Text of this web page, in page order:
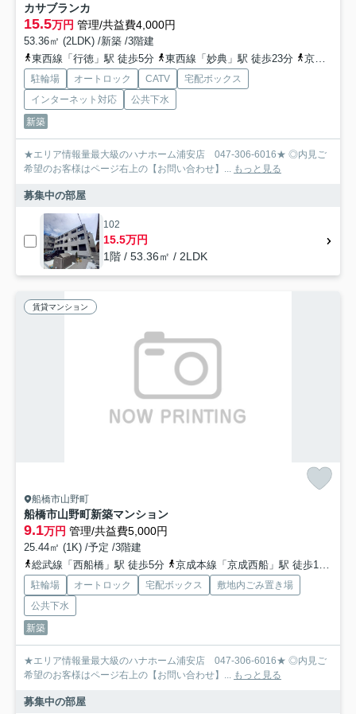
カサブランカ
15.5万円 管理/共益費4,000円
53.36㎡ (2LDK) /新築 /3階建
東西線「行徳」駅 徒歩5分
東西線「妙典」駅 徒歩23分 京葉線「新浦安」駅 バス22分 京成バス千葉ウエスト「新浜小学校」 停歩2分
駐輪場 オートロック CATV
宅配ボックス
インターネット対応
公共下水
新築
★エリア情報量最大級のハナホーム浦安店 047-306-6016★ ◎内見ご
希望のお客様はページ右上の【お問い合わせ】... もっと見る
募集中の部屋
102
15.5万円
1階 / 53.36㎡ / 2LDK
賃貸マンション
船橋市山野町
船橋市山野町新築マンション
9.1万円 管理/共益費5,000円
25.44㎡ (1K) /予定 /3階建
総武線「西船橋」駅 徒歩5分
京成本線「京成西船」駅 徒歩14分
駐輪場 オートロック 宅配ボックス
敷地内ごみ置き場
公共下水
新築
★エリア情報量最大級のハナホーム浦安店 047-306-6016★ ◎内見ご
希望のお客様はページ右上の【お問い合わせ】... もっと見る
募集中の部屋